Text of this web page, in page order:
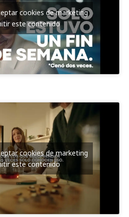
cookies de marketing
este contenido
cookies de marketing
este contenido